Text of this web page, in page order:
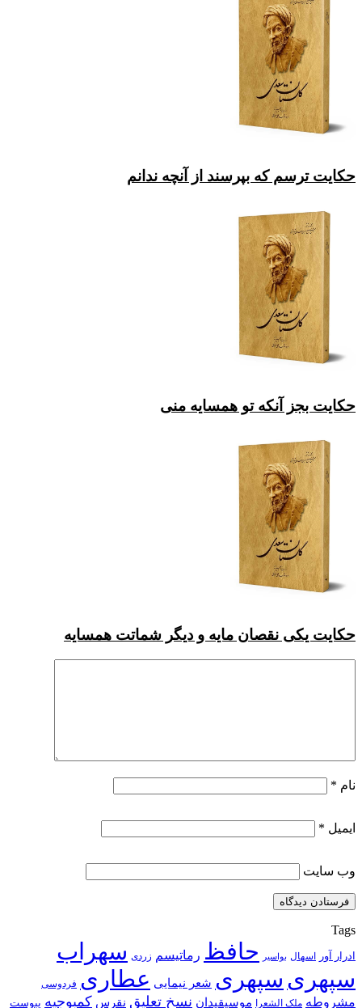
حکایت ترسم که بپرسند از آنچه ندانم
حکایت بجز آنکه تو همسایه منی
حکایت یکی نقصان مایه و دیگر شماتت همسایه
نام *
ایمیل *
وب‌ سایت
Tags
ادرار آور اسهال بواسیر حافظ رماتیسم زردی سهراب
سپهری سپهری شعر نیمایی عطاری فردوسی
مشروطه ملک الشعرا موسیقیدان نسخ تعلیق نقرس کمبوجیه یبوست